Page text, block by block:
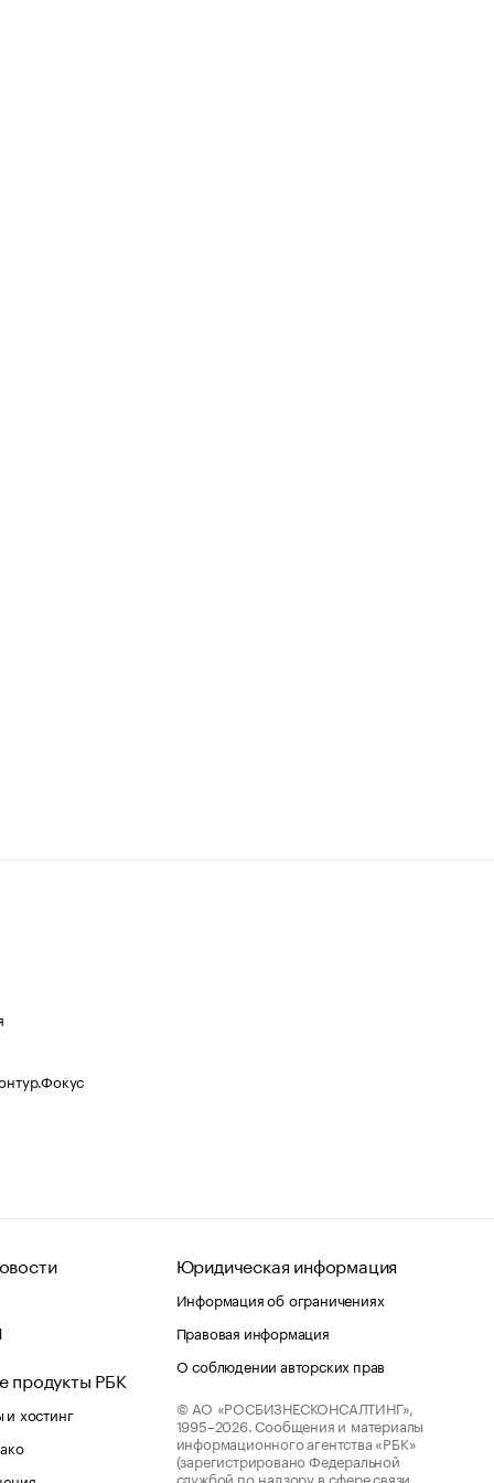
продукты РБК
хостинг
Юридическая информация
Информация об ограничениях
Правовая информация
О соблюдении авторских прав
© АО «РОСБИЗНЕСКОНСАЛТИНГ»,
1995–2026. Сообщения и материалы
информационного агентства «РБК»
(зарегистрировано Федеральной
службой по надзору в сфере связи,